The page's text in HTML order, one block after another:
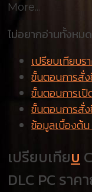
More...
ไม่อยากอ่านทั้งหม
เปรียบเทียบร
ขั้นตอนการสั่
ขั้นตอนการเปิ
ขั้นตอนการสั่
ข้อมูลเบื้องต้น
เปรียบเทียบ
DLC PC ราค